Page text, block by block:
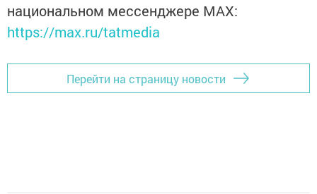
национальном мессенджере MАХ:
https://max.ru/tatmedia
Перейти на страницу новости